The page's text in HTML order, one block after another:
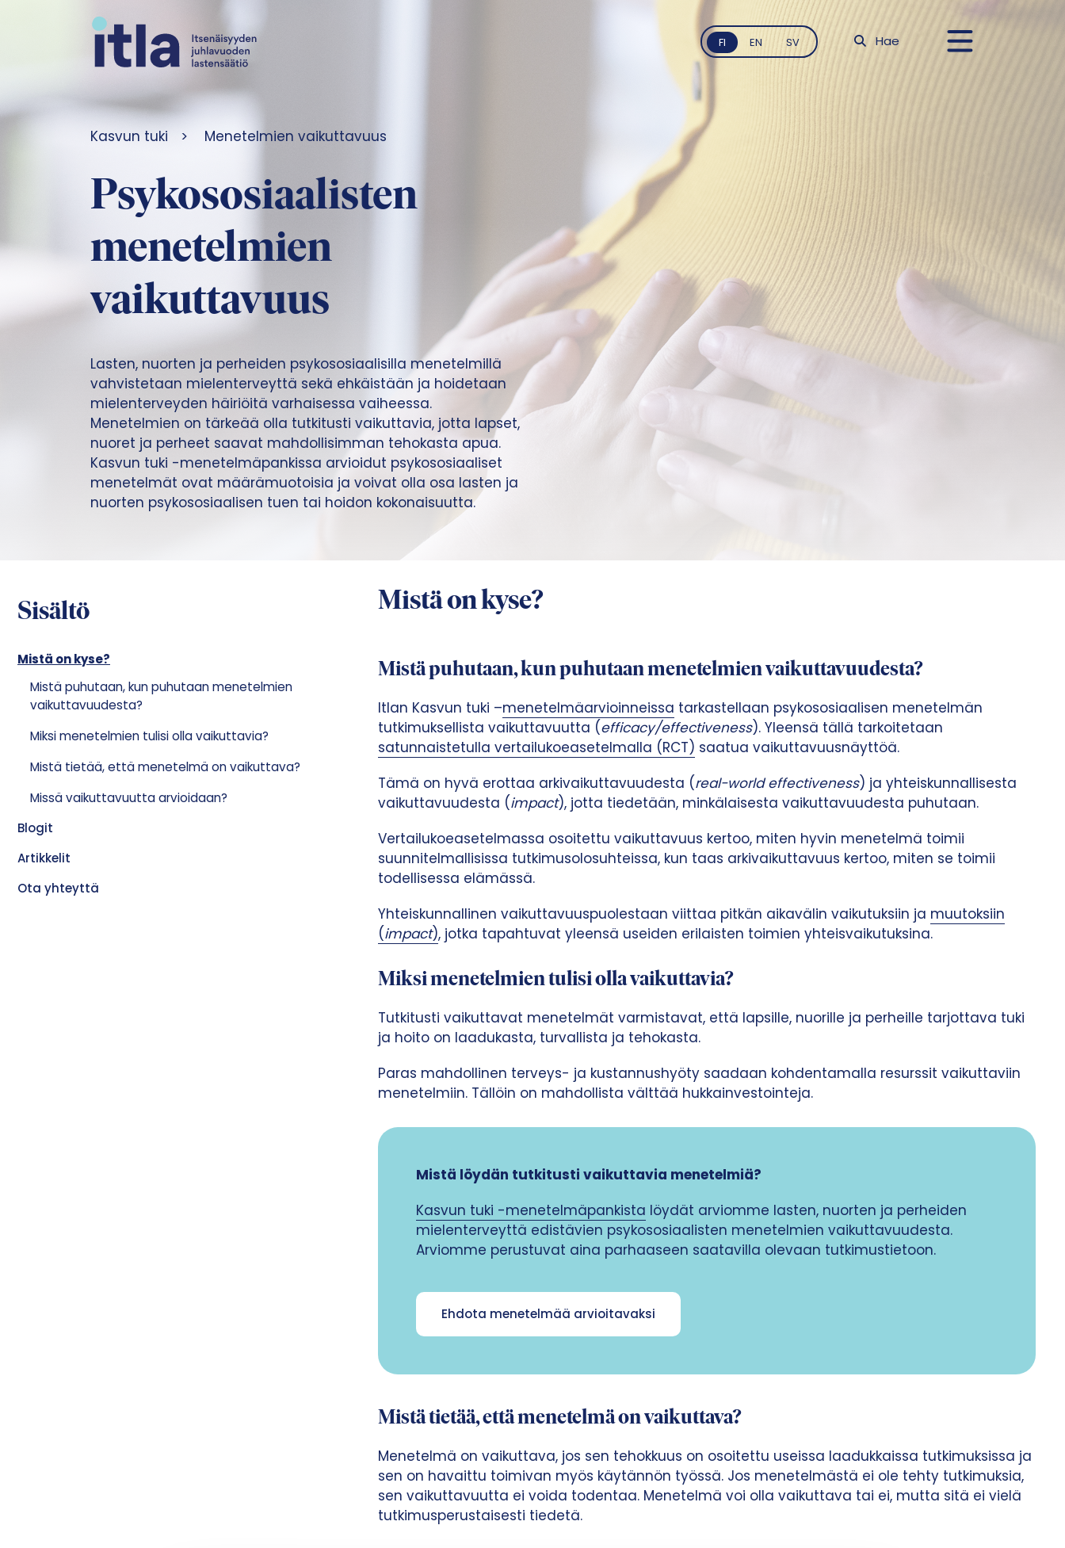
FI EN SV Hae
Kasvun tuki > Menetelmien vaikuttavuus
Psykososiaalisten
menetelmien
vaikuttavuus
Lasten, nuorten ja perheiden psykososiaalisilla menetelmillä
vahvistetaan mielenterveyttä sekä ehkäistään ja hoidetaan
mielenterveyden häiriöitä varhaisessa vaiheessa.
Menetelmien on tärkeää olla tutkitusti vaikuttavia, jotta lapset,
nuoret ja perheet saavat mahdollisimman tehokasta apua.
Kasvun tuki -menetelmäpankissa arvioidut psykososiaaliset
menetelmät ovat määrämuotoisia ja voivat olla osa lasten ja
nuorten psykososiaalisen tuen tai hoidon kokonaisuutta.
Sisältö
Mistä on kyse?
Mistä puhutaan, kun puhutaan menetelmien
vaikuttavuudesta?
Miksi menetelmien tulisi olla vaikuttavia?
Mistä tietää, että menetelmä on vaikuttava?
Missä vaikuttavuutta arvioidaan?
Blogit
Artikkelit
Ota yhteyttä
Mistä on kyse?
Mistä puhutaan, kun puhutaan menetelmien vaikuttavuudesta?
Itlan Kasvun tuki –menetelmäarvioinneissa tarkastellaan psykososiaalisen menetelmän
tutkimuksellista vaikuttavuutta (efficacy/effectiveness). Yleensä tällä tarkoitetaan
satunnaistetulla vertailukoeasetelmalla (RCT) saatua vaikuttavuusnäyttöä.
Tämä on hyvä erottaa arkivaikuttavuudesta (real-world effectiveness) ja yhteiskunnallisesta
vaikuttavuudesta (impact), jotta tiedetään, minkälaisesta vaikuttavuudesta puhutaan.
Vertailukoeasetelmassa osoitettu vaikuttavuus kertoo, miten hyvin menetelmä toimii
suunnitelmallisissa tutkimusolosuhteissa, kun taas arkivaikuttavuus kertoo, miten se toimii
todellisessa elämässä.
Yhteiskunnallinen vaikuttavuuspuolestaan viittaa pitkän aikavälin vaikutuksiin ja muutoksiin
(impact), jotka tapahtuvat yleensä useiden erilaisten toimien yhteisvaikutuksina.
Miksi menetelmien tulisi olla vaikuttavia?
Tutkitusti vaikuttavat menetelmät varmistavat, että lapsille, nuorille ja perheille tarjottava tuki
ja hoito on laadukasta, turvallista ja tehokasta.
Paras mahdollinen terveys- ja kustannushyöty saadaan kohdentamalla resurssit vaikuttaviin
menetelmiin. Tällöin on mahdollista välttää hukkainvestointeja.
Mistä löydän tutkitusti vaikuttavia menetelmiä?
Kasvun tuki -menetelmäpankista löydät arviomme lasten, nuorten ja perheiden
mielenterveyttä edistävien psykososiaalisten menetelmien vaikuttavuudesta.
Arviomme perustuvat aina parhaaseen saatavilla olevaan tutkimustietoon.
Ehdota menetelmää arvioitavaksi
Mistä tietää, että menetelmä on vaikuttava?
Menetelmä on vaikuttava, jos sen tehokkuus on osoitettu useissa laadukkaissa tutkimuksissa ja
sen on havaittu toimivan myös käytännön työssä. Jos menetelmästä ei ole tehty tutkimuksia,
sen vaikuttavuutta ei voida todentaa. Menetelmä voi olla vaikuttava tai ei, mutta sitä ei vielä
tutkimusperustaisesti tiedetä.